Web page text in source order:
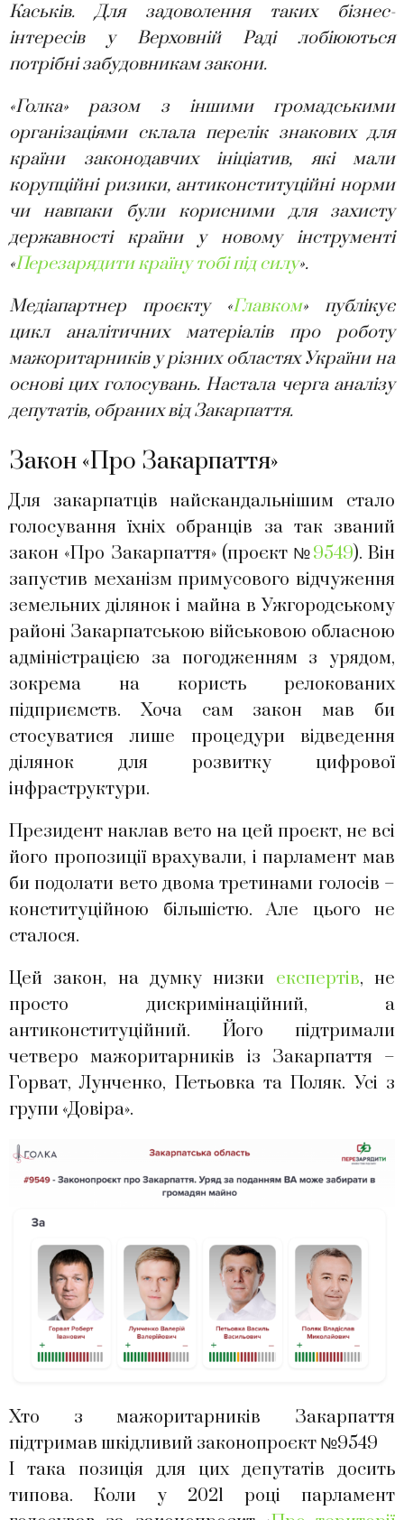
Каськів. Для задоволення таких бізнес-
інтересів у Верховній Раді лобіюються
потрібні забудовникам закони.
«Голка» разом з іншими громадськими
організаціями склала перелік знакових для
країни законодавчих ініціатив, які мали
корупційні ризики, антиконституційні норми
чи навпаки були корисними для захисту
державності країни у новому інструменті
«Перезарядити країну тобі під силу».
Медіапартнер проєкту «Главком» публікує
цикл аналітичних матеріалів про роботу
мажоритарників у різних областях України на
основі цих голосувань. Настала черга аналізу
депутатів, обраних від Закарпаття.
Закон «Про Закарпаття»
Для закарпатців найскандальнішим стало
голосування їхніх обранців за так званий
закон «Про Закарпаття» (проєкт №9549). Він
запустив механізм примусового відчуження
земельних ділянок і майна в Ужгородському
районі Закарпатською військовою обласною
адміністрацією за погодженням з урядом,
зокрема на користь релокованих
підприємств. Хоча сам закон мав би
стосуватися лише процедури відведення
ділянок для розвитку цифрової
інфраструктури.
Президент наклав вето на цей проєкт, не всі
його пропозиції врахували, і парламент мав
би подолати вето двома третинами голосів –
конституційною більшістю. Але цього не
сталося.
Цей закон, на думку низки експертів, не
просто дискримінаційний, а
антиконституційний. Його підтримали
четверо мажоритарників із Закарпаття –
Горват, Лунченко, Петьовка та Поляк. Усі з
групи «Довіра».
Хто з мажоритарників Закарпаття
підтримав шкідливий законопроєкт №9549
І така позиція для цих депутатів досить
типова. Коли у 2021 році парламент